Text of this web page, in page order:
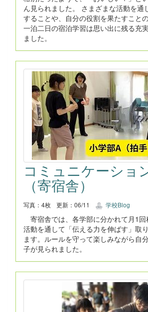
ん見られました。 さまざまな活動を通
することや、自分の役割を果たすこと
一泊二日の宿泊学習は思い出に残る充
ました。
コミュニケーショ
（寄宿舎）
写真：4枚 更新：06/11 学校Blog
寄宿舎では、各学部に分かれて月1回
活動を通して「伝える力を伸ばす」取
ます。ルールを守って楽しみながら自
子が見られました。